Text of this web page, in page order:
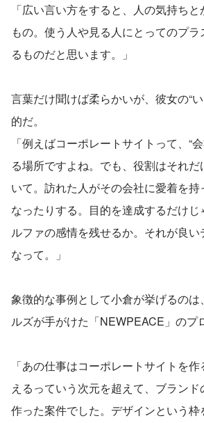
「広い言い方をすると、人の気持ち
もの。使う人や見る人にとってのプ
るものだと思います。」
言葉だけ聞けば柔らかいが、彼女の“
的だ。
「例えばコーポレートサイトって、“
る場所ですよね。でも、役割はそれ
いて。訪れた人がその会社に愛着を持
なったりする。目的を達成するだけ
ルファの感情を残せるか。それが良い
なって。」
象徴的な事例として小倉が挙げるのは
ルズが手がけた「NEWPEACE」のプ
「あの仕事はコーポレートサイトを
えるっていう次元を超えて、ブラン
作った案件でした。デザインという